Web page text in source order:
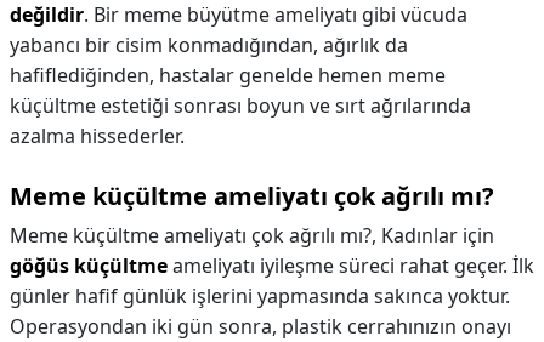
değildir. Bir meme büyütme ameliyatı gibi vücuda
yabancı bir cisim konmadığından, ağırlık da
hafiflediğinden, hastalar genelde hemen meme
küçültme estetiği sonrası boyun ve sırt ağrılarında
azalma hissederler.
Meme küçültme ameliyatı çok ağrılı mı?
Meme küçültme ameliyatı çok ağrılı mı?, Kadınlar için
göğüs küçültmeameliyatı iyileşme süreci rahat geçer. İlk
günler hafif günlük işlerini yapmasında sakınca yoktur.
Operasyondan iki gün sonra, plastik cerrahınızın onayı